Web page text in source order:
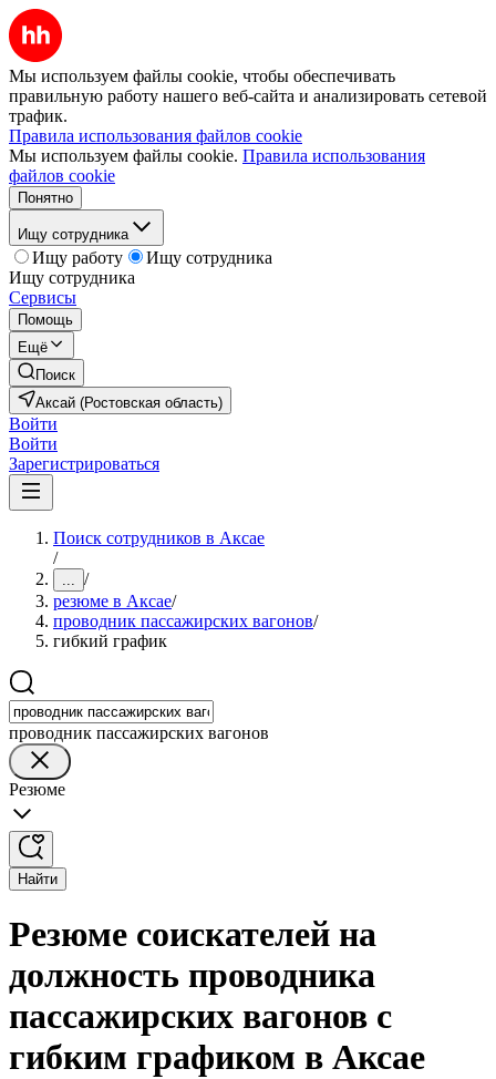
Мы используем файлы cookie, чтобы обеспечивать
правильную работу нашего веб-сайта и анализировать сетевой
трафик.
Правила использования файлов cookie
Мы используем файлы cookie. Правила использования
файлов cookie
Понятно
Ищу сотрудника
Ищу работу
Ищу сотрудника
Ищу сотрудника
Сервисы
Помощь
Ещё
Поиск
Аксай (Ростовская область)
Войти
Войти
Зарегистрироваться
Поиск сотрудников в Аксае
/
... /
резюме в Аксае/
проводник пассажирских вагонов/
гибкий график
проводник пассажирских вагонов
Резюме
Найти
Резюме соискателей на
должность проводника
пассажирских вагонов с
гибким графиком в Аксае